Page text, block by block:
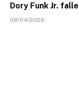
Dory Funk Jr.
08/04/2026